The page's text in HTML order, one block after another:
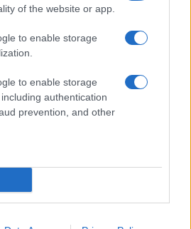
of the website or app.
to enable storage
to enable storage
authentication
prevention, and other
PUBBLICITÀ LAVORA CON NOI
CHANNEL
di Comunicazione n. 37512
– Ne è consentita esclusivamente una
con citazione della fonte corretta